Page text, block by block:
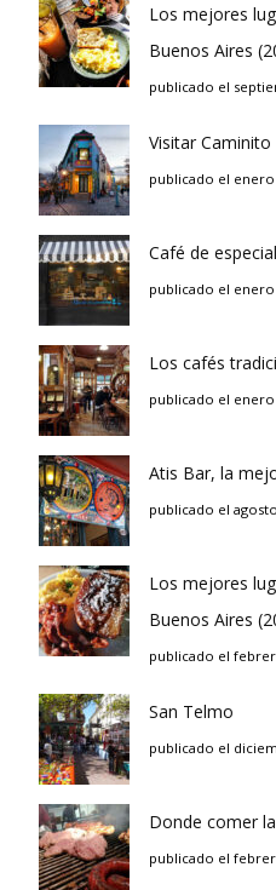
Los mejores
Buenos Aires
publicado el
Visitar Caminito
publicado el enero
Café de
publicado el enero
Los cafés
publicado el enero
Atis Bar, la
publicado el agosto
Los mejores
Buenos Aires
publicado el
San Telmo
publicado el
Donde comer
publicado el